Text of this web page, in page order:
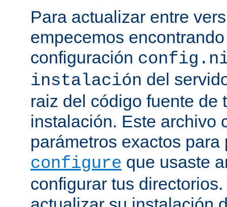
Para actualizar entre
empecemos
configuración
instalación del
raiz del código fuente de
instalación. Este archivo
parámetros exactos para
configure que usaste
configurar tus